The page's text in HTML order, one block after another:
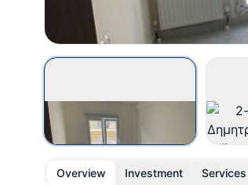
Overview Investment Services